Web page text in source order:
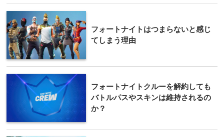
フォートナイトはつまらないと感じ
てしまう理由
フォートナイトクルーを解約しても
バトルパスやスキンは維持されるの
か？